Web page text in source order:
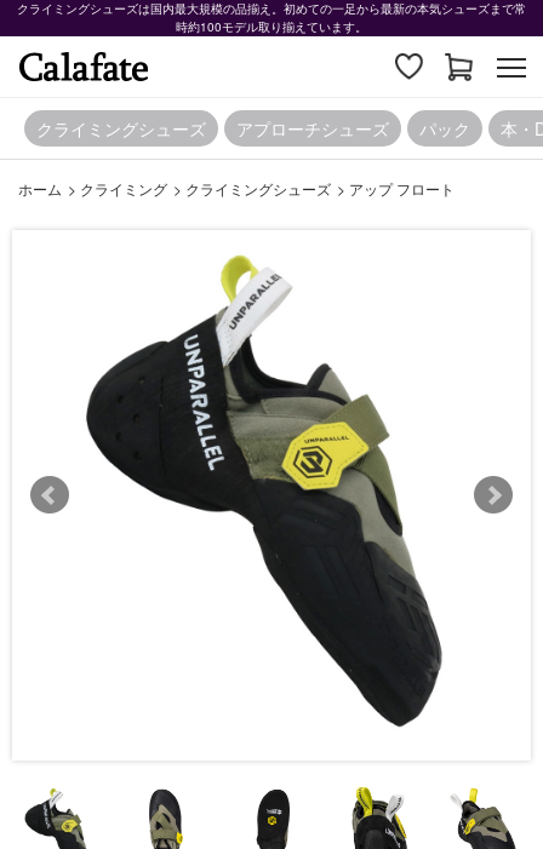
クライミングシューズは国内最大規模の品揃え。初めての一足から最新の本気シューズまで常
時約100モデル取り揃えています。
クライミングシューズ アプローチシューズ パック 本・
ホーム > クライミング > クライミングシューズ > アップ フロート